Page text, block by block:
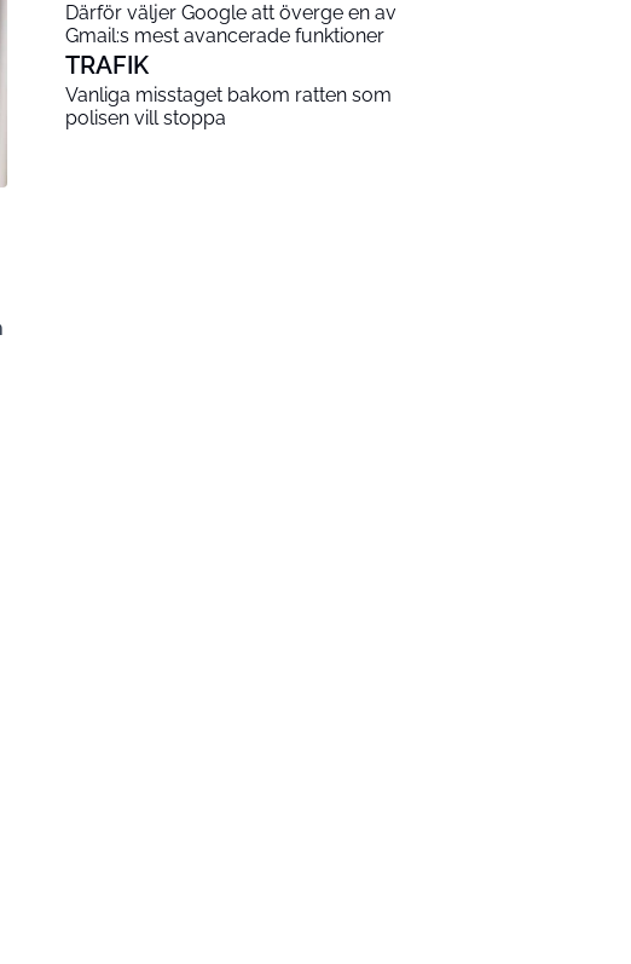
Därför väljer Google att överge en av
Gmail:s mest avancerade funktioner
TRAFIK
Vanliga misstaget bakom ratten som
polisen vill stoppa